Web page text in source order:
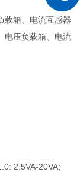
载箱、电流互感器
电压负载箱、电流
2.5VA-20VA;